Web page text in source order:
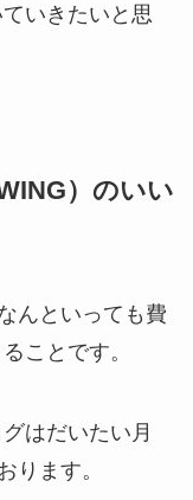
いきたいと思
）のいい
んといっても費
ことです。
はだいたい月
ります。